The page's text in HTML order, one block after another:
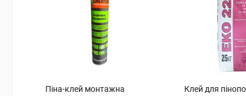
Піна-клей монтажна
Клей для